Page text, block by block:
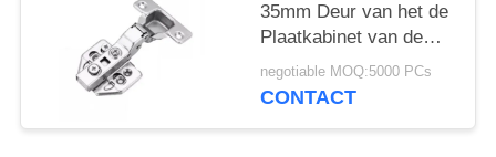
35mm Deur van het de
Plaatkabinet van de
Kopvlinder voorziet 3D
Klem op Hydraulische
negotiable MOQ:5000 PCs
CONTACT